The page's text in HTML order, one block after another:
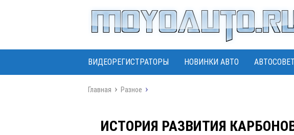
ВИДЕОРЕГИСТРАТОРЫ НОВИНКИ АВТО
Главная Разное
ИСТОРИЯ РАЗВИТИЯ